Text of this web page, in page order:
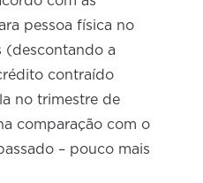
pessoa física no
(descontando a
contraído
no trimestre de
comparação com o
– pouco mais